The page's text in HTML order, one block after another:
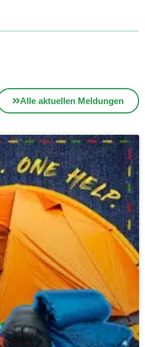
Alle aktuellen Meldungen